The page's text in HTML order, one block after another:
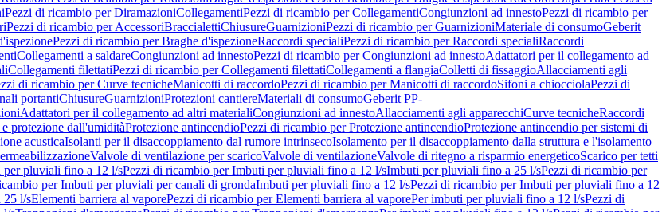
Pezzi di ricambio per DiramazioniCollegamentiPezzi di ricambio per CollegamentiCongiunzioni ad innestoPezzi di ricambio per
Pezzi di ricambio per AccessoriBraccialettiChiusureGuarnizioniPezzi di ricambio per GuarnizioniMateriale di consumoGeberit
Pezzi di ricambio per Braghe d'ispezioneRaccordi specialiPezzi di ricambio per Raccordi specialiRaccordi
Collegamenti a saldareCongiunzioni ad innestoPezzi di ricambio per Congiunzioni ad innestoAdattatori per il collegamento ad
Collegamenti filettatiPezzi di ricambio per Collegamenti filettatiCollegamenti a flangiaColletti di fissaggioAllacciamenti agli
di ricambio per Curve tecnicheManicotti di raccordoPezzi di ricambio per Manicotti di raccordoSifoni a chiocciolaPezzi di
portantiChiusureGuarnizioniProtezioni cantiereMateriali di consumoGeberit PP-
Adattatori per il collegamento ad altri materialiCongiunzioni ad innestoAllacciamenti agli apparecchiCurve tecnicheRaccordi
protezione dall'umiditàProtezione antincendioPezzi di ricambio per Protezione antincendioProtezione antincendio per sistemi di
acusticaIsolanti per il disaccoppiamento dal rumore intrinsecoIsolamento per il disaccoppiamento dalla struttura e l'isolamento
Valvole di ventilazione per scaricoValvole di ventilazioneValvole di ritegno a risparmio energeticoScarico per tetti
per pluviali fino a 12 l/sPezzi di ricambio per Imbuti per pluviali fino a 12 l/sImbuti per pluviali fino a 25 l/sPezzi di ricambio per
per Imbuti per pluviali per canali di grondaImbuti per pluviali fino a 12 l/sPezzi di ricambio per Imbuti per pluviali fino a 12
25 l/sElementi barriera al vaporePezzi di ricambio per Elementi barriera al vaporePer imbuti per pluviali fino a 12 l/sPezzi di